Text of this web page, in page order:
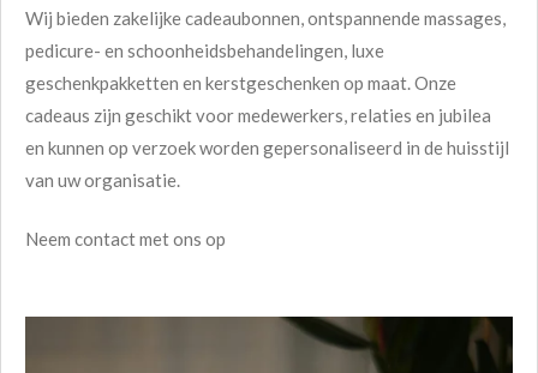
Wij bieden zakelijke cadeaubonnen, ontspannende massages,
pedicure- en schoonheidsbehandelingen, luxe
geschenkpakketten en kerstgeschenken op maat. Onze
cadeaus zijn geschikt voor medewerkers, relaties en jubilea
en kunnen op verzoek worden gepersonaliseerd in de huisstijl
van uw organisatie.
Neem contact met ons op